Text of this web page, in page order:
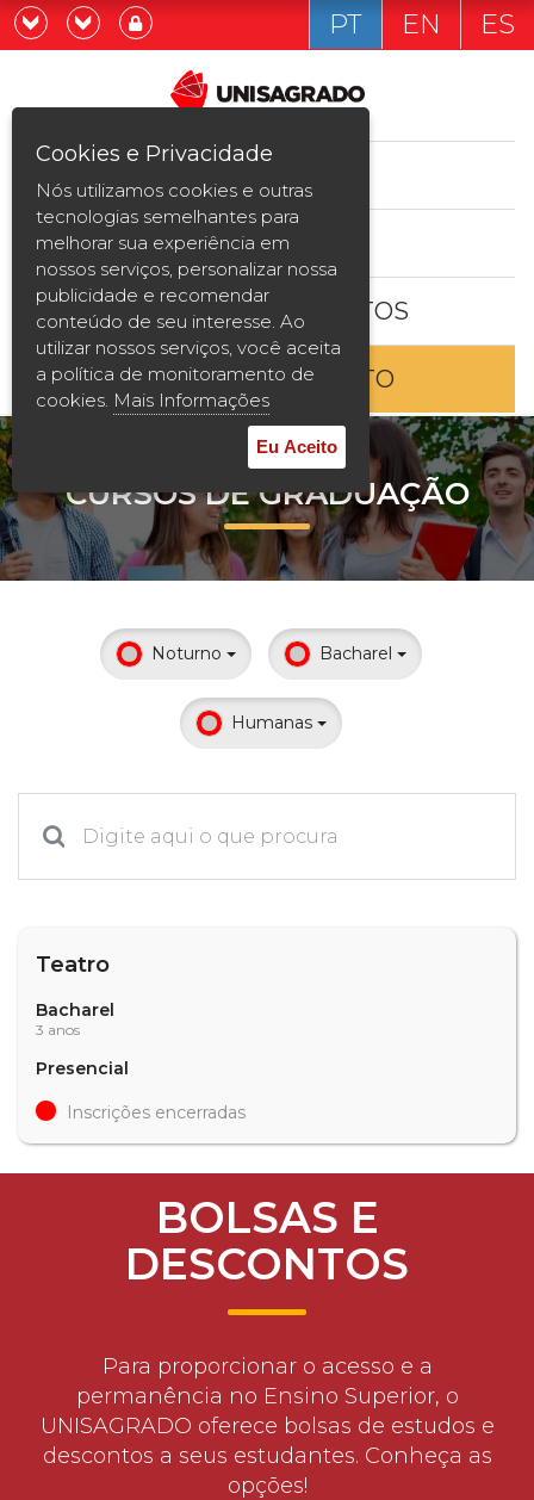
Graduação
Pós-graduação e MBA
Curta Duração
Vestibular
2ª Graduação
Transferência
Reingresso
Prouni
Desconto de pontualidade
Já sou estudande
Quero ser estudante
PT EN ES
ESTUDE AQUI
BOLSAS E DESCONTOS
ENTRE EM CONTATO
CURSOS DE GRADUAÇÃO
Noturno Bacharel
Humanas
Teatro
Bacharel
3 anos
Presencial
Inscrições encerradas
BOLSAS E
DESCONTOS
Para proporcionar o acesso e a
permanência no Ensino Superior, o
UNISAGRADO oferece bolsas de estudos e
descontos a seus estudantes. Conheça as
opções!
Cookies e Privacidade
Nós utilizamos cookies e outras
tecnologias semelhantes para
melhorar sua experiência em
nossos serviços, personalizar nossa
publicidade e recomendar
conteúdo de seu interesse. Ao
utilizar nossos serviços, você aceita
a política de monitoramento de
cookies. Mais Informações
Eu Aceito